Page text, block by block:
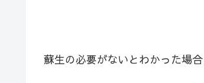
蘇生の必要がないとわかった場